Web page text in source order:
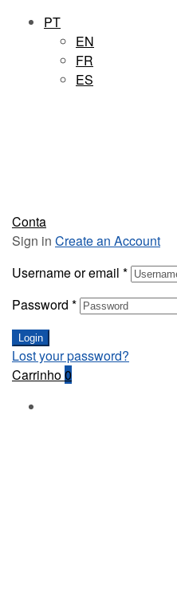
PT
EN
FR
ES
Conta
Sign in Create an Account
Username or email *
Password *
Login
Lost your password?
Carrinho0